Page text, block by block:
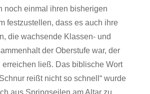
noch einmal ihren bisherigen
festzustellen, dass es auch ihre
die wachsende Klassen- und
der Oberstufe war, der
ließ. Das biblische Wort
reißt nicht so schnell“ wurde
aus Springseilen am Altar zu